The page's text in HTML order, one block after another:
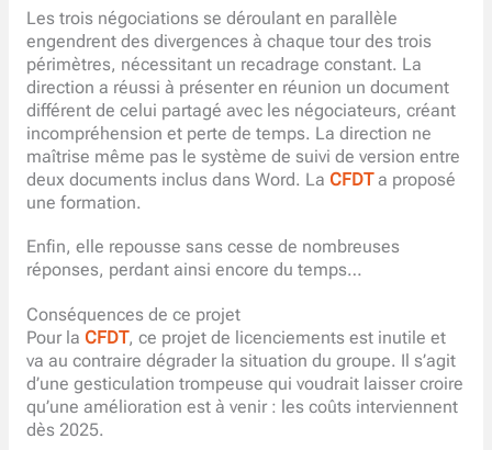
Les trois négociations se déroulant en parallèle
engendrent des divergences à chaque tour des trois
périmètres, nécessitant un recadrage constant. La
direction a réussi à présenter en réunion un document
différent de celui partagé avec les négociateurs, créant
incompréhension et perte de temps. La direction ne
maîtrise même pas le système de suivi de version entre
deux documents inclus dans Word. La CFDTa proposé
une formation.
Enfin, elle repousse sans cesse de nombreuses
réponses, perdant ainsi encore du temps…
Conséquences de ce projet
Pour la CFDT, ce projet de licenciements est inutile et
va au contraire dégrader la situation du groupe. Il s’agit
d’une gesticulation trompeuse qui voudrait laisser croire
qu’une amélioration est à venir : les coûts interviennent
dès 2025.